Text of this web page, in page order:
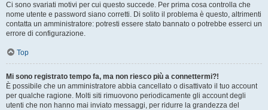
Ci sono svariati motivi per cui questo succede. Per prima cosa controlla che
nome utente e password siano corretti. Di solito il problema è questo, altrimenti
contatta un amministratore: potresti essere stato bannato o potrebbe esserci un
errore di configurazione.
Top
Mi sono registrato tempo fa, ma non riesco più a connettermi?!
È possibile che un amministratore abbia cancellato o disattivato il tuo account
per qualche ragione. Molti siti rimuovono periodicamente gli account degli
utenti che non hanno mai inviato messaggi, per ridurre la grandezza del